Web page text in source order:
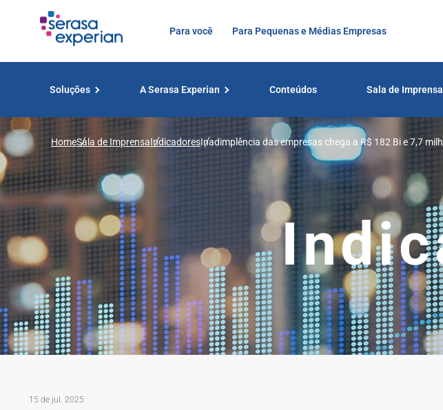
Para você Para Pequenas e Médias Empresas
Soluções A Serasa Experian Conteúdos Sala de Imprensa
HomeSala de ImprensaIndicadoresInadimplência das empresas chega a R$ 182 Bi e 7,7
15 de jul. 2025